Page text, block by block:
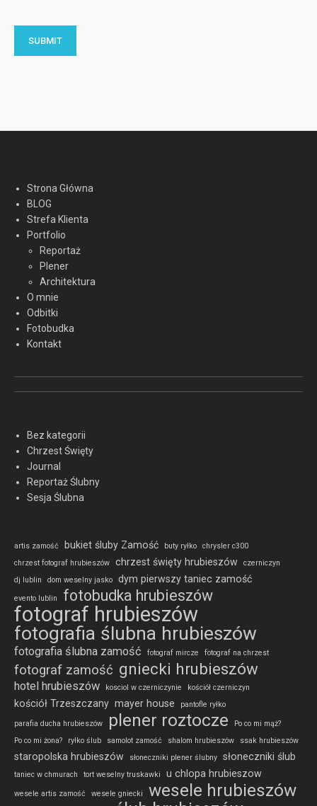
Strona Główna
BLOG
Strefa Klienta
Portfolio
Reportaż
Plener
Architektura
O mnie
Odbitki
Fotobudka
Kontakt
Bez kategorii
Chrzest Święty
Journal
Reportaż Ślubny
Sesja Ślubna
artis zamość bukiet śluby Zamość buty ryłko
chrysler c300
chrzest fotograf hrubieszów
chrzest święty hrubieszów
czerniczyn
dj lublin
dom weselny jasko dym pierwszy taniec zamość
evento lublin fotobudka hrubieszów
fotograf hrubieszów
fotografia ślubna hrubieszów
fotografia ślubna zamość fotograf mircze fotograf na chrzest
fotograf zamość gniecki hrubieszów
hotel hrubieszów kosciol w czerniczynie kościół czerniczyn
kościół Trzeszczany mayer house pantofle ryłko
parafia ducha hrubieszów plener roztocze
Po co mi mąż?
Po co mi żona?
ryłko ślub samolot zamość shalom hrubieszów ssak hrubieszów
staropolska hrubieszów słoneczniki plener ślubny słoneczniki ślub
taniec w chmurach tort weselny truskawki u chlopa hrubieszow
wesele artis zamość wesele gniecki
wesele hrubieszów